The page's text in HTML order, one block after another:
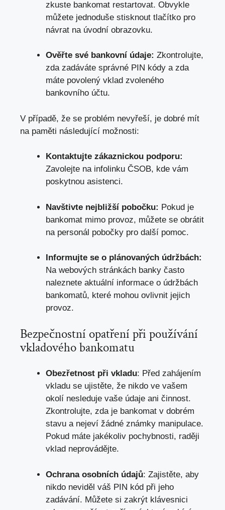
zkuste bankomat restartovat. Obvykle
můžete jednoduše stisknout tlačítko pro
návrat na úvodní obrazovku.
Ověřte své bankovní údaje: Zkontrolujte,
zda zadáváte správné PIN kódy a zda
máte povolený vklad zvoleného
bankovního účtu.
V případě, že se problém nevyřeší, je dobré mít
na paměti následující možnosti:
Kontaktujte zákaznickou podporu:
Zavolejte na infolinku ČSOB, kde vám
poskytnou asistenci.
Navštivte nejbližší pobočku: Pokud je
bankomat mimo provoz, můžete se obrátit
na personál pobočky pro další pomoc.
Informujte se o plánovaných údržbách:
Na webových stránkách banky často
naleznete aktuální informace o údržbách
bankomatů, které mohou ovlivnit jejich
provoz.
Bezpečnostní opatření při používání
vkladového bankomatu
Obezřetnost při vkladu: Před zahájením
vkladu se ujistěte, že nikdo ve vašem
okolí nesleduje vaše údaje ani činnost.
Zkontrolujte, zda je bankomat v dobrém
stavu a nejeví žádné známky manipulace.
Pokud máte jakékoliv pochybnosti, raději
vklad neprovádějte.
Ochrana osobních údajů: Zajistěte, aby
nikdo neviděl váš PIN kód při jeho
zadávání. Můžete si zakrýt klávesnici